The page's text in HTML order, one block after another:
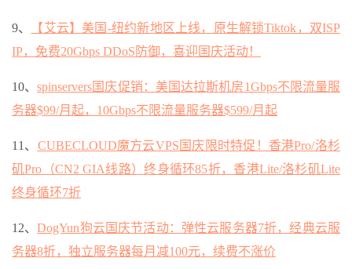
9、
【艾云】美国-纽约新地区上线，原生解锁Tiktok，双ISP
IP，免费20Gbps DDoS防御，喜迎国庆活动！
10、spinservers国庆促销：美国达拉斯机房1Gbps不限流量服
务器$99/月起，10Gbps不限流量服务器$599/月起
11、 CUBECLOUD魔方云VPS国庆限时特促！香港Pro/洛杉
矶Pro（CN2 GIA线路）终身循环85折，香港Lite/洛杉矶Lite
终身循环7折
12、DogYun狗云国庆节活动：弹性云服务器7折，经典云服
务器8折，独立服务器每月减100元，续费不涨价